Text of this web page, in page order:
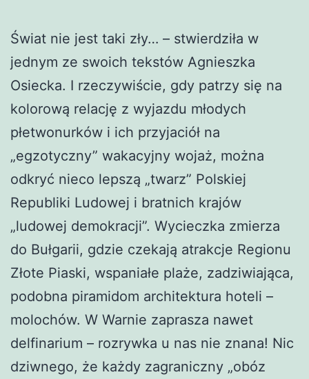
Świat nie jest taki zły… – stwierdziła w
jednym ze swoich tekstów Agnieszka
Osiecka. I rzeczywiście, gdy patrzy się na
kolorową relację z wyjazdu młodych
płetwonurków i ich przyjaciół na
„egzotyczny” wakacyjny wojaż, można
odkryć nieco lepszą „twarz” Polskiej
Republiki Ludowej i bratnich krajów
„ludowej demokracji”. Wycieczka zmierza
do Bułgarii, gdzie czekają atrakcje Regionu
Złote Piaski, wspaniałe plaże, zadziwiająca,
podobna piramidom architektura hoteli –
molochów. W Warnie zaprasza nawet
delfinarium – rozrywka u nas nie znana! Nic
dziwnego, że każdy zagraniczny „obóz